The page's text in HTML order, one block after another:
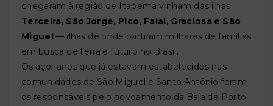
chegaram à região de Itapema vinham das ilhas
Terceira, São Jorge, Pico, Faial, Graciosa e São
Miguel — ilhas de onde partiram milhares de famílias
em busca de terra e futuro no Brasil.
Os açorianos que já estavam estabelecidos nas
comunidades de São Miguel e Santo Antônio foram
os responsáveis pelo povoamento da Baía de Porto